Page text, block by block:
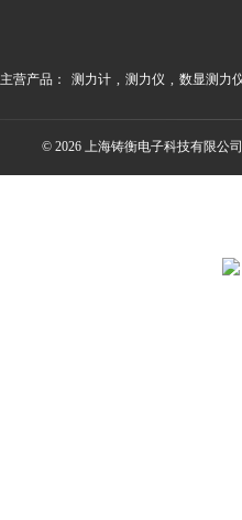
主营产品： 测力计 测力仪 数显测力
© 2026 上海铸衡电子科技有限公